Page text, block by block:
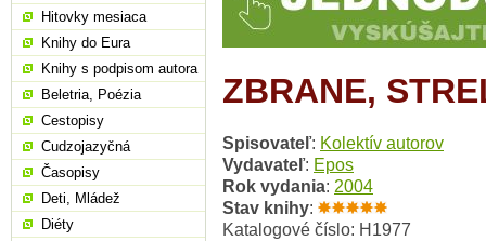
ZBRANE,
Spisovateľ: Kolektív autorov
Vydavateľ: Epos
Rok vydania: 2004
Stav knihy:
Katalogové číslo: H1977
Hitovky mesiaca
Knihy do Eura
Knihy s podpisom autora
Beletria, Poézia
Cestopisy
Cudzojazyčná
Časopisy
Deti, Mládež
Diéty